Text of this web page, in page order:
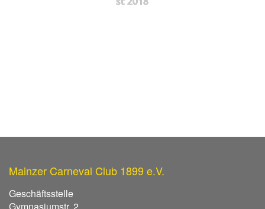
Mainzer Carneval Club 1899 e.V.
Geschäftsstelle